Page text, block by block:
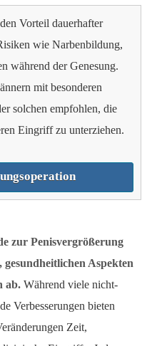
Vorteil dauerhafter
wie Narbenbildung,
während der Genesung.
mit besonderen
solchen empfohlen, die
Eingriff zu unterziehen.
zur Penisvergrößerung
Aspekten
ab. Während viele nicht-
Verbesserungen bieten
Zeit,